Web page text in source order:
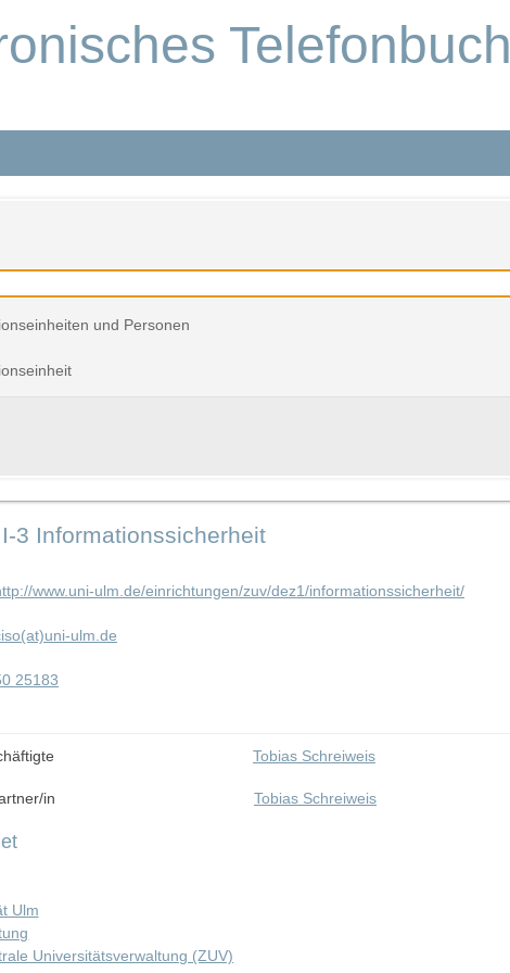
Telefonbuch
und Personen
3 Informationssicherheit
www.uni-ulm.de/einrichtungen/zuv/dez1/informationssicherheit/
ulm.de
25183
Tobias Schreiweis
in Tobias Schreiweis
Ulm
Universitätsverwaltung (ZUV)